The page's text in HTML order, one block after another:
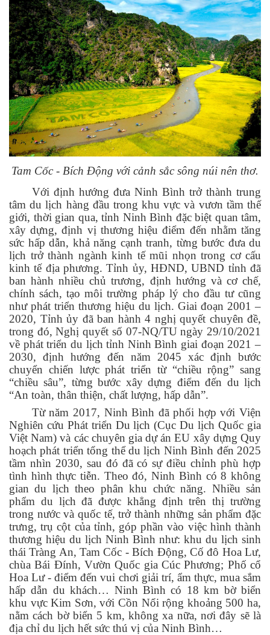
Tam Cốc - Bích Động với cảnh sắc sông núi nên thơ.
Với định hướng đưa Ninh Bình trở thành trung
tâm du lịch hàng đầu trong khu vực và vươn tầm thế
giới, thời gian qua, tỉnh Ninh Bình đặc biệt quan tâm,
xây dựng, định vị thương hiệu điểm đến nhằm tăng
sức hấp dẫn, khả năng cạnh tranh, từng bước đưa du
lịch trở thành ngành kinh tế mũi nhọn trong cơ cấu
kinh tế địa phương. Tỉnh ủy, HĐND, UBND tỉnh đã
ban hành nhiều chủ trương, định hướng và cơ chế,
chính sách, tạo môi trường pháp lý cho đầu tư cũng
như phát triển thương hiệu du lịch. Giai đoạn 2001 –
2020, Tỉnh ủy đã ban hành 4 nghị quyết chuyên đề,
trong đó, Nghị quyết số 07-NQ/TU ngày 29/10/2021
về phát triển du lịch tỉnh Ninh Bình giai đoạn 2021 –
2030, định hướng đến năm 2045 xác định bước
chuyển chiến lược phát triển từ “chiều rộng” sang
“chiều sâu”, từng bước xây dựng điểm đến du lịch
“An toàn, thân thiện, chất lượng, hấp dẫn”.
Từ năm 2017, Ninh Bình đã phối hợp với Viện
Nghiên cứu Phát triển Du lịch (Cục Du lịch Quốc gia
Việt Nam) và các chuyên gia dự án EU xây dựng Quy
hoạch phát triển tổng thể du lịch Ninh Bình đến 2025
tầm nhìn 2030, sau đó đã có sự điều chỉnh phù hợp
tình hình thực tiễn. Theo đó, Ninh Bình có 8 không
gian du lịch theo phân khu chức năng. Nhiều sản
phẩm du lịch đã được khẳng định trên thị trường
trong nước và quốc tế, trở thành những sản phẩm đặc
trưng, trụ cột của tỉnh, góp phần vào việc hình thành
thương hiệu du lịch Ninh Bình như: khu du lịch sinh
thái Tràng An, Tam Cốc - Bích Động, Cố đô Hoa Lư,
chùa Bái Đính, Vườn Quốc gia Cúc Phương; Phố cổ
Hoa Lư - điểm đến vui chơi giải trí, ẩm thực, mua sắm
hấp dẫn du khách… Ninh Bình có 18 km bờ biển
khu vực Kim Sơn, với Cồn Nổi rộng khoảng 500 ha,
nằm cách bờ biển 5 km, không xa nữa, nơi đây sẽ là
địa chỉ du lịch hết sức thú vị của Ninh Bình…